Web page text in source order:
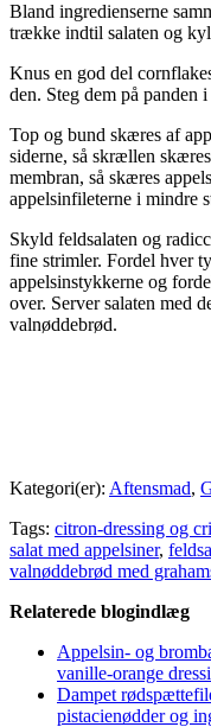
Bland ingredienserne
trække indtil salaten og
Knus en god del
den. Steg dem på
Top og bund skæres af
siderne, så skrællen
membran, så skæres
appelsinfileterne i mindre
Skyld feldsalaten og
fine strimler. Fordel hver
appelsinstykkerne og
over. Server salaten med
valnøddebrød.
Kategori(er): Aftensmad,
Tags: citron-dressing og
salat med appelsiner,
valnøddebrød med
Relaterede blogindlæg
Appelsin- og
vanille-orange
Dampet
pistacienødder og